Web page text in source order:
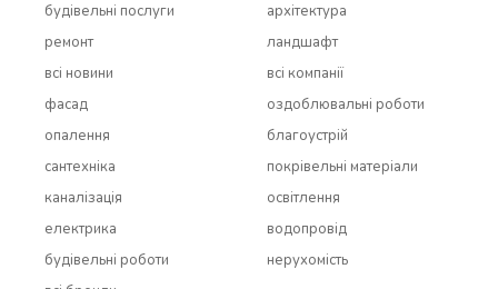
будівельні послуги
ремонт
всi новини
архітектура
ландшафт
всi компанії
фасад
опалення
сантехніка
каналізація
електрика
будівельні роботи
оздоблювальні роботи
благоустрій
покрівельні матеріали
освітлення
водопровід
нерухомість